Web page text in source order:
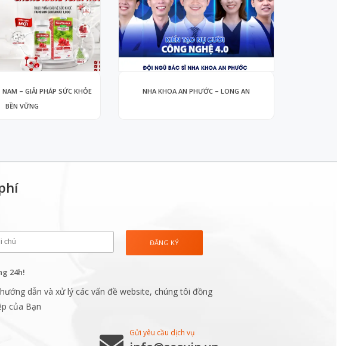
NAM – GIẢI PHÁP SỨC KHỎE
BỀN VỮNG
NHA KHOA AN PHƯỚC – LONG AN
24h!
dẫn và xử lý các vấn đề website, chúng tôi đồng
của Bạn
Gửi yêu cầu dịch vụ